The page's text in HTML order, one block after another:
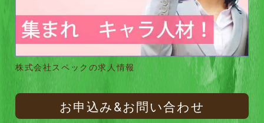
株式会社スペックの求人情報
お申込み&お問い合わせ